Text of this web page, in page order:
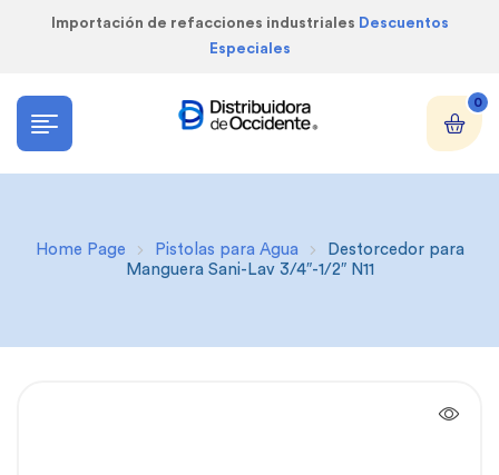
Importación de refacciones industriales Descuentos
Especiales
0
Home Page Pistolas para Agua
Destorcedor para
Manguera Sani-Lav 3/4″-1/2″ N11